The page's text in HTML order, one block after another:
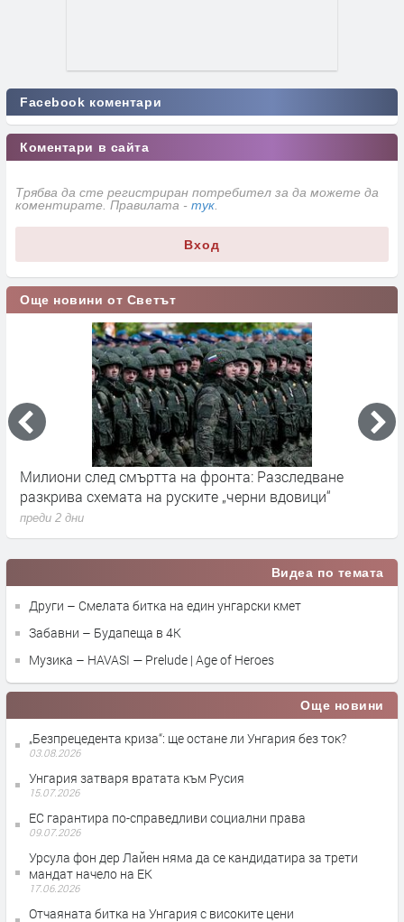
Facebook коментари
Коментари в сайта
Трябва да сте регистриран потребител за да можете да
коментирате. Правилата - тук
Вход
Още новини от Светът
Милиони след смъртта на фронта: Разследване
разкрива схемата на руските „черни вдовици“
преди 2 дни
Видеа по темата
Други – Смелата битка на един унгарски кмет
Забавни – Будапеща в 4K
Музика – HAVASI — Prelude | Age of Heroes
Още новини
„Безпрецедента криза“: ще остане ли Унгария без ток?
03.08.2026
Унгария затваря вратата към Русия
15.07.2026
ЕС гарантира по-справедливи социални права
09.07.2026
Урсула фон дер Лайен няма да се кандидатира за трети
мандат начело на ЕК
17.06.2026
Отчаяната битка на Унгария с високите цени